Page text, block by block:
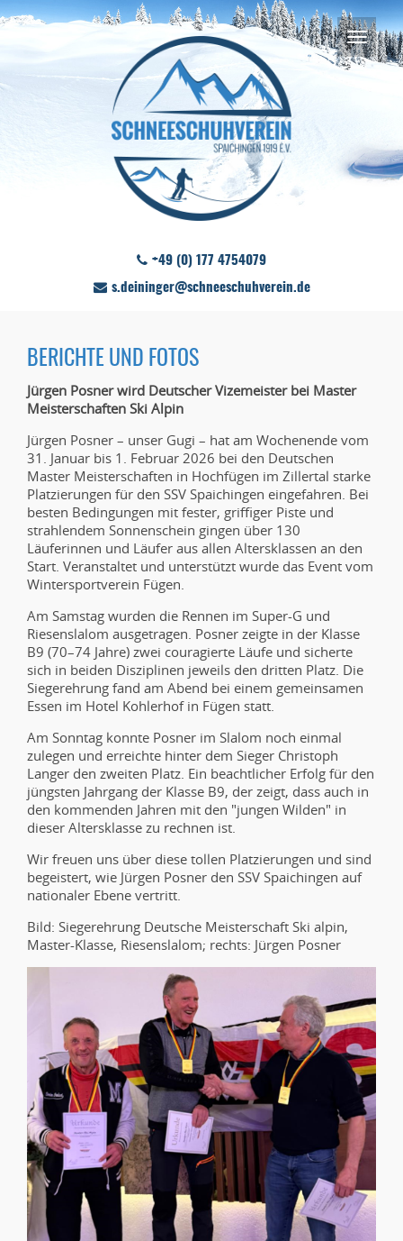
+49 (0) 177 4754079
s.deininger@schneeschuhverein.de
BERICHTE UND FOTOS
Jürgen Posner wird Deutscher Vizemeister bei Master
Meisterschaften Ski Alpin
Jürgen Posner – unser Gugi – hat am Wochenende vom
31. Januar bis 1. Februar 2026 bei den Deutschen
Master Meisterschaften in Hochfügen im Zillertal starke
Platzierungen für den SSV Spaichingen eingefahren. Bei
besten Bedingungen mit fester, griffiger Piste und
strahlendem Sonnenschein gingen über 130
Läuferinnen und Läufer aus allen Altersklassen an den
Start. Veranstaltet und unterstützt wurde das Event vom
Wintersportverein Fügen.
Am Samstag wurden die Rennen im Super-G und
Riesenslalom ausgetragen. Posner zeigte in der Klasse
B9 (70–74 Jahre) zwei couragierte Läufe und sicherte
sich in beiden Disziplinen jeweils den dritten Platz. Die
Siegerehrung fand am Abend bei einem gemeinsamen
Essen im Hotel Kohlerhof in Fügen statt.
Am Sonntag konnte Posner im Slalom noch einmal
zulegen und erreichte hinter dem Sieger Christoph
Langer den zweiten Platz. Ein beachtlicher Erfolg für den
jüngsten Jahrgang der Klasse B9, der zeigt, dass auch in
den kommenden Jahren mit den "jungen Wilden" in
dieser Altersklasse zu rechnen ist.
Wir freuen uns über diese tollen Platzierungen und sind
begeistert, wie Jürgen Posner den SSV Spaichingen auf
nationaler Ebene vertritt.
Bild: Siegerehrung Deutsche Meisterschaft Ski alpin,
Master-Klasse, Riesenslalom; rechts: Jürgen Posner